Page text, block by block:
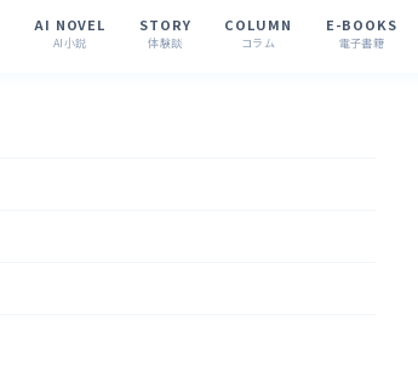
AI NOVEL
AI小説
STORY
体験談
COLUMN
コラム
E-BOOKS
電子書籍